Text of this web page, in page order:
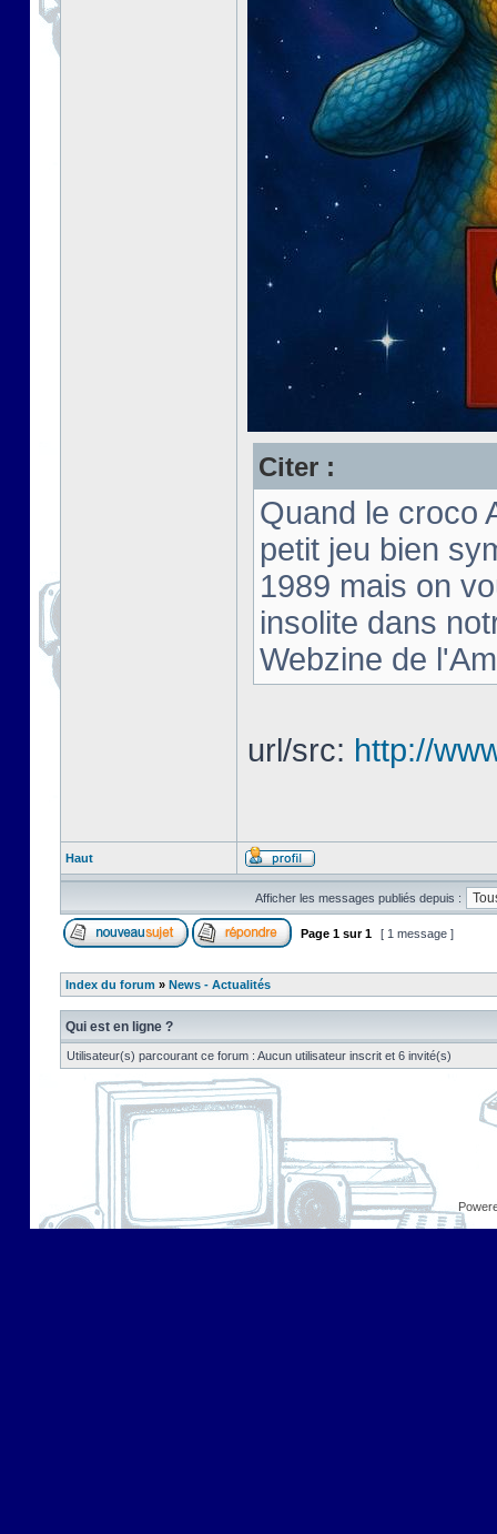
Citer :
Quand le croco
petit jeu bien
1989 mais on
insolite dans
Webzine de
url/src: http://
Haut
Afficher les messages publiés depuis :
Page 1 sur1 [ 1 message ]
Index du forum » News - Actualités
Qui est en ligne ?
Utilisateur(s) parcourant ce forum : Aucun utilisateur inscrit et 6 invité(s)